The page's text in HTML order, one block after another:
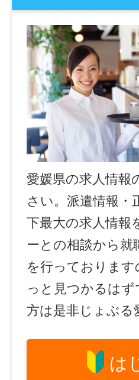
愛媛県の求人情報
さい。派遣情報
下最大の求人情報
ーとの相談から
を行っておりま
っと見つかるは
方は是非じょぶる
は